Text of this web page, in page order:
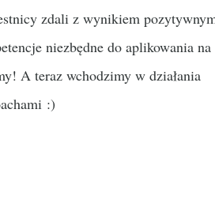
zdali z wynikiem
niezbędne do aplikowania na
A teraz wchodzimy w działania
:)